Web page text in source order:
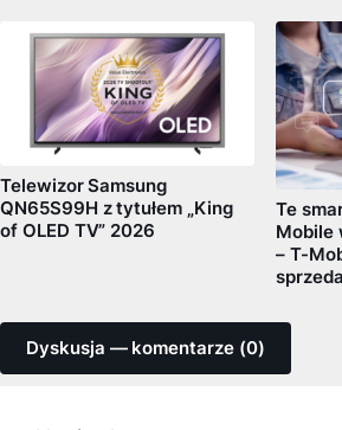
Telewizor Samsung
QN65S99H z tytułem „King
of OLED TV” 2026
Te
Mobile
– T-
Dyskusja — komentarze (0)